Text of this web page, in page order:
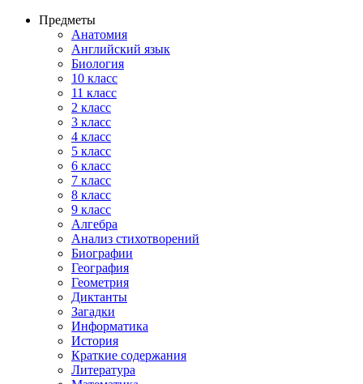
Предметы
Анатомия
Английский язык
Биология
10 класс
11 класс
2 класс
3 класс
4 класс
5 класс
6 класс
7 класс
8 класс
9 класс
Алгебра
Анализ стихотворений
Биографии
География
Геометрия
Диктанты
Загадки
Информатика
История
Краткие содержания
Литература